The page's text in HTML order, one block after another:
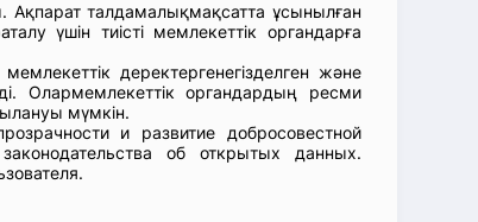
талдамалықмақсатта ұсынылған
үшін тиісті мемлекеттік органдарға
деректергенегізделген және
Олармемлекеттік органдардың ресми
мүмкін.
и развитие добросовестной
об открытых данных.